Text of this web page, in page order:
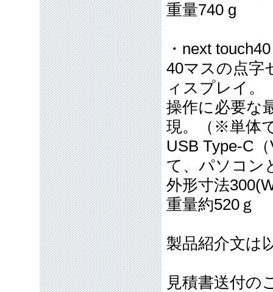
重量740 g
・next
40マスの点字
ィスプレイ。
操作に必要な
現。（※単体
USB Type-C
て、パソコン
外形寸法
重量約520ｇ
製品紹介文は
見積書送付の